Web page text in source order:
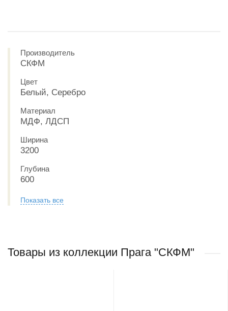
Производитель
СКФМ
Цвет
Белый, Серебро
Материал
МДФ, ЛДСП
Ширина
3200
Глубина
600
Показать все
Товары из коллекции Прага "СКФМ"